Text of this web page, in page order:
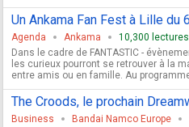
Un Ankama Fan Fest à Lille du
Agenda Ankama
10,300 lectures
Dans le cadre de FANTASTIC -
les curieux pourront se retrouver à la
entre amis ou en famille. Au
The Croods, le prochain
Business Bandai Namco Europe